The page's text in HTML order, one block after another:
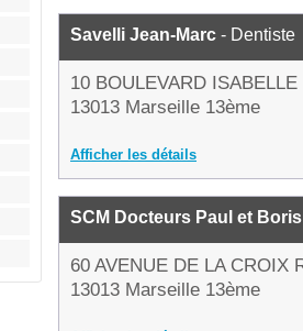
Savelli Jean-Marc - Dentiste
10 BOULEVARD ISABELLE
13013 Marseille 13ème
Afficher les détails
SCM Docteurs Paul et
60 AVENUE DE LA CROIX
13013 Marseille 13ème